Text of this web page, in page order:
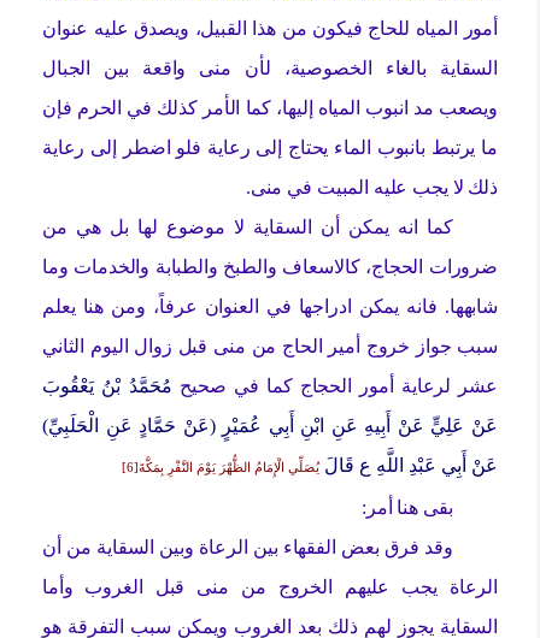
أمور المياه للحاج فيكون من هذا القبيل، ويصدق عليه عنوان
السقاية بالغاء الخصوصية، لأن منى واقعة بين الجبال
ويصعب مد انبوب المياه إليها، كما الأمر كذلك في الحرم فإن
ما يرتبط بانبوب الماء يحتاج إلى رعاية فلو اضطر إلى رعاية
ذلك لا يجب عليه المبيت في منى.
كما انه يمكن أن السقاية لا موضوع لها بل هي من
ضرورات الحجاج، كالاسعاف والطبخ والطبابة والخدمات وما
شابهها. فانه يمكن ادراجها في العنوان عرفاً، ومن هنا يعلم
سبب جواز خروج أمير الحاج من منى قبل زوال اليوم الثاني
عشر لرعاية أمور الحجاج كما في صحيح مُحَمَّدُ بْنُ يَعْقُوبَ
عَنْ عَلِيٍّ عَنْ أَبِيهِ عَنِ ابْنِ أَبِي عُمَيْرٍ (عَنْ حَمَّادٍ عَنِ الْحَلَبِيِّ)
عَنْ أَبِي عَبْدِ اللَّهِ ع قَالَيُصَلِّي الْإِمَامُ الظُّهْرَ يَوْمَ النَّفْرِ بِمَكَّةَ[6]
بقى هنا أمر:
وقد فرق بعض الفقهاء بين الرعاة وبين السقاية من أن
الرعاة يجب عليهم الخروج من منى قبل الغروب وأما
السقاية يجوز لهم ذلك بعد الغروب ويمكن سبب التفرقة هو